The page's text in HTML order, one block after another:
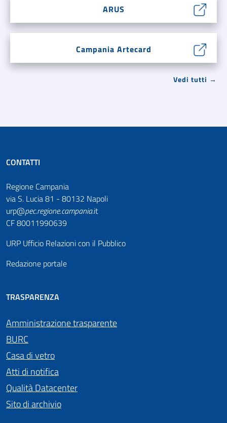
ARUS
Campania Artecard
Vedi tutti →
CONTATTI
Regione Campania
via S. Lucia 81 - 80132 Napoli
urp@pec.regione.campania.it
CF 80011990639
URP Ufficio Relazioni con il Pubblico
Redazione portale
TRASPARENZA
Amministrazione trasparente
BURC
Casa di vetro
Atti di notifica
Qualità Datacenter
Sito di archivio